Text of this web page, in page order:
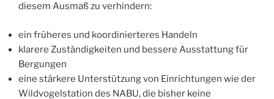
diesem Ausmaß zu verhindern:
ein früheres und koordinierteres Handeln
klarere Zuständigkeiten und bessere Ausstattung für
Bergungen
eine stärkere Unterstützung von Einrichtungen wie der
Wildvogelstation des NABU, die bisher keine